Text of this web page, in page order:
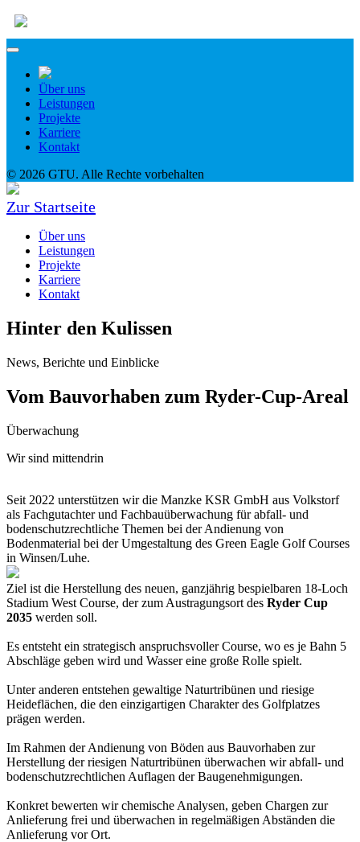
Über uns
Leistungen
Projekte
Karriere
Kontakt
© 2026 GTU. Alle Rechte vorbehalten
Zur Startseite
Über uns
Leistungen
Projekte
Karriere
Kontakt
Hinter den Kulissen
News, Berichte und Einblicke
Vom Bauvorhaben zum Ryder-Cup-Areal
Überwachung
Wir sind mittendrin
Seit 2022 unterstützen wir die Manzke KSR GmbH aus Volkstorf
als Fachgutachter und Fachbauüberwachung für abfall- und
bodenschutzrechtliche Themen bei der Andienung von
Bodenmaterial bei der Umgestaltung des Green Eagle Golf Courses
in Winsen/Luhe.
Ziel ist die Herstellung des neuen, ganzjährig bespielbaren 18-Loch
Stadium West Course, der zum Austragungsort des Ryder Cup
2035 werden soll.
Es entsteht ein strategisch anspruchsvoller Course, wo es je Bahn 5
Abschläge geben wird und Wasser eine große Rolle spielt.
Unter anderen entstehen gewaltige Naturtribünen und riesige
Heideflächen, die den einzigartigen Charakter des Golfplatzes
prägen werden.
Im Rahmen der Andienung von Böden aus Bauvorhaben zur
Herstellung der riesigen Naturtribünen überwachen wir abfall- und
bodenschutzrechtlichen Auflagen der Baugenehmigungen.
Konkret bewerten wir chemische Analysen, geben Chargen zur
Anlieferung frei und überwachen in regelmäßigen Abständen die
Anlieferung vor Ort.